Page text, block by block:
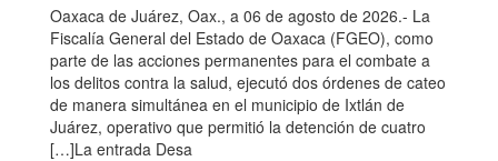
Oaxaca de Juárez, Oax., a 06 de agosto de 2026.- La
Fiscalía General del Estado de Oaxaca (FGEO), como
parte de las acciones permanentes para el combate a
los delitos contra la salud, ejecutó dos órdenes de cateo
de manera simultánea en el municipio de Ixtlán de
Juárez, operativo que permitió la detención de cuatro
[…]La entrada Desa